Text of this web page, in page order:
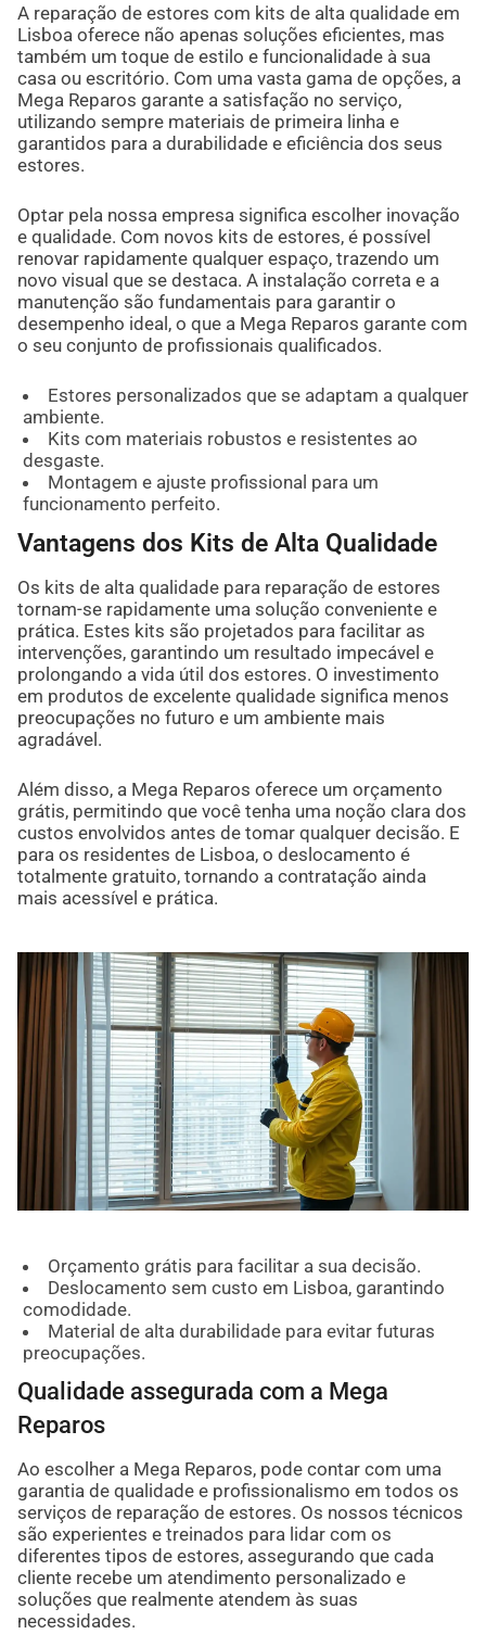
A reparação de estores com kits de alta qualidade em
Lisboa oferece não apenas soluções eficientes, mas
também um toque de estilo e funcionalidade à sua
casa ou escritório. Com uma vasta gama de opções, a
Mega Reparos garante a satisfação no serviço,
utilizando sempre materiais de primeira linha e
garantidos para a durabilidade e eficiência dos seus
estores.
Optar pela nossa empresa significa escolher inovação
e qualidade. Com novos kits de estores, é possível
renovar rapidamente qualquer espaço, trazendo um
novo visual que se destaca. A instalação correta e a
manutenção são fundamentais para garantir o
desempenho ideal, o que a Mega Reparos garante com
o seu conjunto de profissionais qualificados.
Estores personalizados que se adaptam a qualquer
ambiente.
Kits com materiais robustos e resistentes ao
desgaste.
Montagem e ajuste profissional para um
funcionamento perfeito.
Vantagens dos Kits de Alta Qualidade
Os kits de alta qualidade para reparação de estores
tornam-se rapidamente uma solução conveniente e
prática. Estes kits são projetados para facilitar as
intervenções, garantindo um resultado impecável e
prolongando a vida útil dos estores. O investimento
em produtos de excelente qualidade significa menos
preocupações no futuro e um ambiente mais
agradável.
Além disso, a Mega Reparos oferece um orçamento
grátis, permitindo que você tenha uma noção clara dos
custos envolvidos antes de tomar qualquer decisão. E
para os residentes de Lisboa, o deslocamento é
totalmente gratuito, tornando a contratação ainda
mais acessível e prática.
Orçamento grátis para facilitar a sua decisão.
Deslocamento sem custo em Lisboa, garantindo
comodidade.
Material de alta durabilidade para evitar futuras
preocupações.
Qualidade assegurada com a Mega
Reparos
Ao escolher a Mega Reparos, pode contar com uma
garantia de qualidade e profissionalismo em todos os
serviços de reparação de estores. Os nossos técnicos
são experientes e treinados para lidar com os
diferentes tipos de estores, assegurando que cada
cliente recebe um atendimento personalizado e
soluções que realmente atendem às suas
necessidades.